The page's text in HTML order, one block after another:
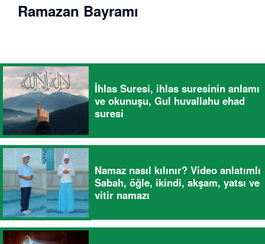
Ramazan Bayramı
İhlas Suresi, ihlas suresinin anlamı
ve okunuşu, Gul huvallahu ehad
suresi
Namaz nasıl kılınır? Video anlatımlı
Sabah, öğle, ikindi, akşam, yatsı ve
vitir namazı